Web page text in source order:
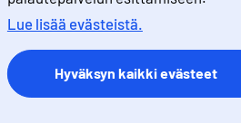
Lue lisää evästeistä.
Hyväksyn kaikki evästeet